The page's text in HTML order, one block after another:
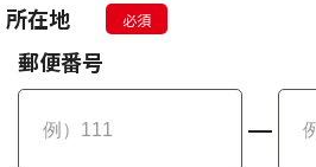
所在地
郵便番号